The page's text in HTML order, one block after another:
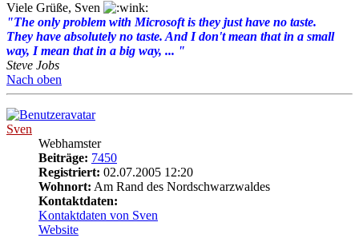
Viele Grüße, Sven
"The only problem with Microsoft is they just have no taste.
They have absolutely no taste. And I don't mean that in a small
way, I mean that in a big way, ... "
Steve Jobs
Nach oben
Sven
Webhamster
Beiträge: 7450
Registriert: 02.07.2005 12:20
Wohnort: Am Rand des Nordschwarzwaldes
Kontaktdaten:
Kontaktdaten von Sven
Website